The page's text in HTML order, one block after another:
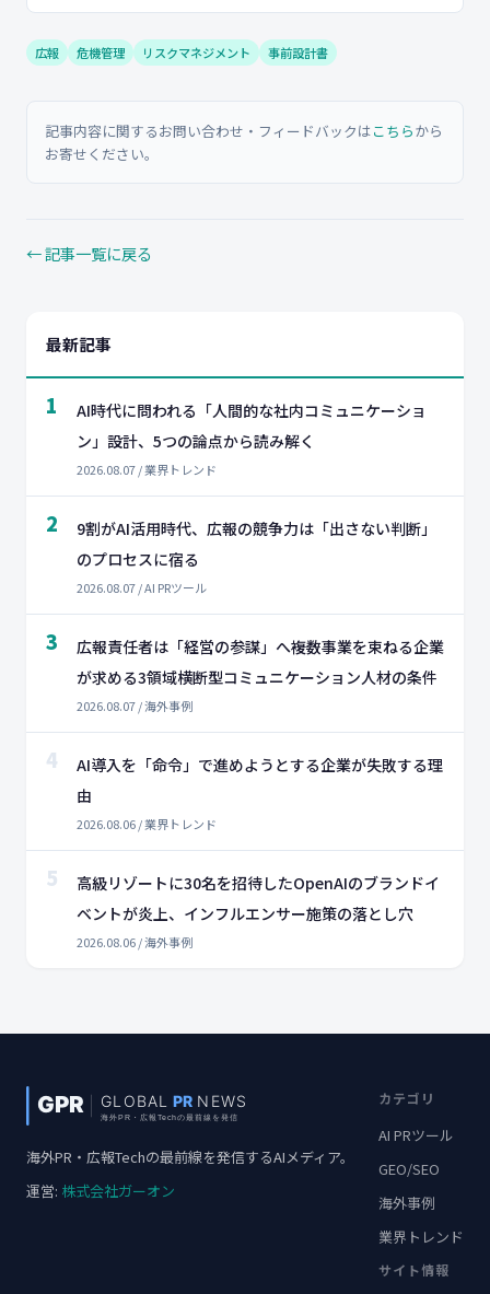
広報 危機管理 リスクマネジメント 事前設計書
記事内容に関するお問い合わせ・フィードバックはこちらから
お寄せください。
← 記事一覧に戻る
最新記事
1
AI時代に問われる「人間的な社内コミュニケーショ
ン」設計、5つの論点から読み解く
2026.08.07 / 業界トレンド
2
9割がAI活用時代、広報の競争力は「出さない判断」
のプロセスに宿る
2026.08.07 / AI PRツール
3
広報責任者は「経営の参謀」へ――複数事業を束ねる企業
が求める3領域横断型コミュニケーション人材の条件
2026.08.07 / 海外事例
4
AI導入を「命令」で進めようとする企業が失敗する理
由
2026.08.06 / 業界トレンド
5
高級リゾートに30名を招待したOpenAIのブランドイ
ベントが炎上、インフルエンサー施策の落とし穴
2026.08.06 / 海外事例
海外PR・広報Techの最前線を発信するAIメディア。
運営: 株式会社ガーオン
カテゴリ
AI PRツール
GEO/SEO
海外事例
業界トレンド
サイト情報